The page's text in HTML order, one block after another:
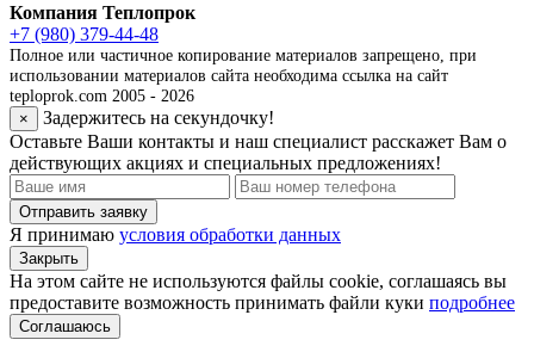
Компания Теплопрок
+7 (980) 379-44-48
Полное или частичное копирование материалов запрещено, при
использовании материалов сайта необходима ссылка на сайт
teploprok.com 2005 - 2026
×
Задержитесь на секундочку!
Оставьте Ваши контакты и наш специалист расскажет Вам о
действующих акциях и специальных предложениях!
Отправить заявку
Я принимаю условия обработки данных
Закрыть
На этом сайте не используются файлы cookie, соглашаясь вы
предоставите возможность принимать файли куки подробнее
Соглашаюсь